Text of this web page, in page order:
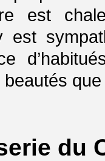
est
est
beautés
du